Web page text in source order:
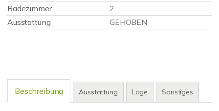
Badezimmer
2
Ausstattung
GEHOBEN
Beschreibung Ausstattung Lage Sonstiges